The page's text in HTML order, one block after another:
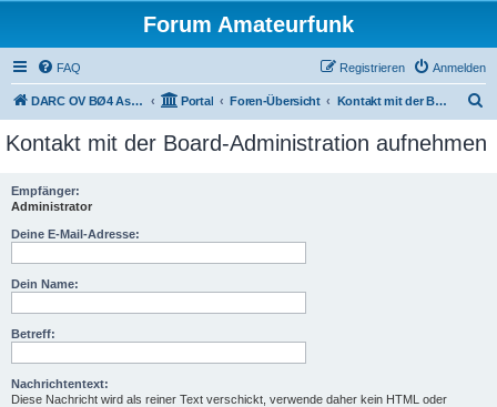
Forum Amateurfunk
FAQ Anmelden
Registrieren
DARC OV BØ4 Aschaffenburg Portal Foren-Übersicht Kontakt mit der Board-Administration aufnehmen
c
Kontakt mit der Board-Administration aufnehmen
Empfänger:
Administrator
Deine E-Mail-Adresse:
Dein Name:
Betreff:
Nachrichtentext:
Diese Nachricht wird als reiner Text verschickt, verwende daher kein HTML oder